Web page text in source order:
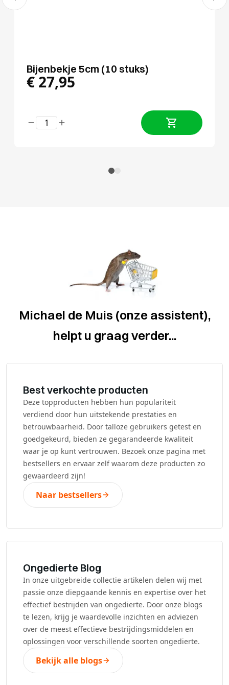
Bijenbekje 5cm (10 stuks)
€ 27,95
Michael de Muis (onze assistent),
helpt u graag verder...
Best verkochte producten
Deze topproducten hebben hun populariteit
verdiend door hun uitstekende prestaties en
betrouwbaarheid. Door talloze gebruikers getest en
goedgekeurd, bieden ze gegarandeerde kwaliteit
waar je op kunt vertrouwen. Bezoek onze pagina met
bestsellers en ervaar zelf waarom deze producten zo
gewaardeerd zijn!
Naar bestsellers
Ongedierte Blog
In onze uitgebreide collectie artikelen delen wij met
passie onze diepgaande kennis en expertise over het
effectief bestrijden van ongedierte. Door onze blogs
te lezen, krijg je waardevolle inzichten en adviezen
over de meest effectieve bestrijdingsmiddelen en
oplossingen voor verschillende soorten ongedierte.
Bekijk alle blogs